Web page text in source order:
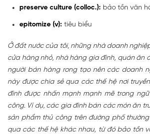
preserve culture (colloc.): bảo tồn văn
epitomize (v): tiêu biểu
Ở đất nước của tôi, những nhà doanh
cửa hàng nhỏ, nhà hàng gia đình, quán ăn
người bán hàng rong tạo nên các doanh
này được chia sẻ qua các thế hệ nơi
đình được nhấn mạnh mạnh mẽ trong
công. Ví dụ, các gia đình bán các món ăn
sản phẩm thủ công trên đường phố
qua các thế hệ khác nhau, từ đó bảo tồn